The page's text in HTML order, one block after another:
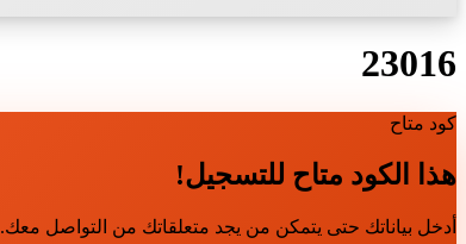
23016
كود متاح
هذا الكود متاح للتسجيل!
أدخل بياناتك حتى يتمكن من يجد متعلقاتك من التواصل معك.